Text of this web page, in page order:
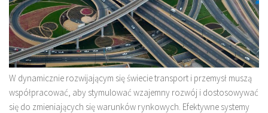
W dynamicznie rozwijającym się świecie transport i przemysł muszą
współpracować, aby stymulować wzajemny rozwój i dostosowywać
się do zmieniających się warunków rynkowych. Efektywne systemy